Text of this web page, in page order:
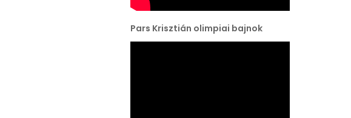
Pars Krisztián olimpiai bajnok